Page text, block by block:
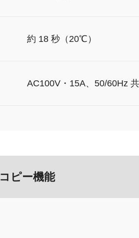
約 18 秒（20℃）
AC100V・15A、50/60Hz
コピー機能